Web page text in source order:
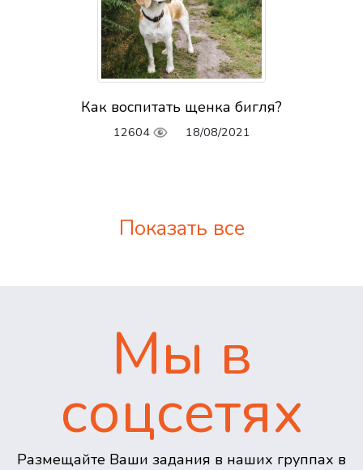
Как воспитать щенка бигля?
12604 18/08/2021
Показать все
Мы в
соцсетях
Размещайте Ваши задания в наших группах в